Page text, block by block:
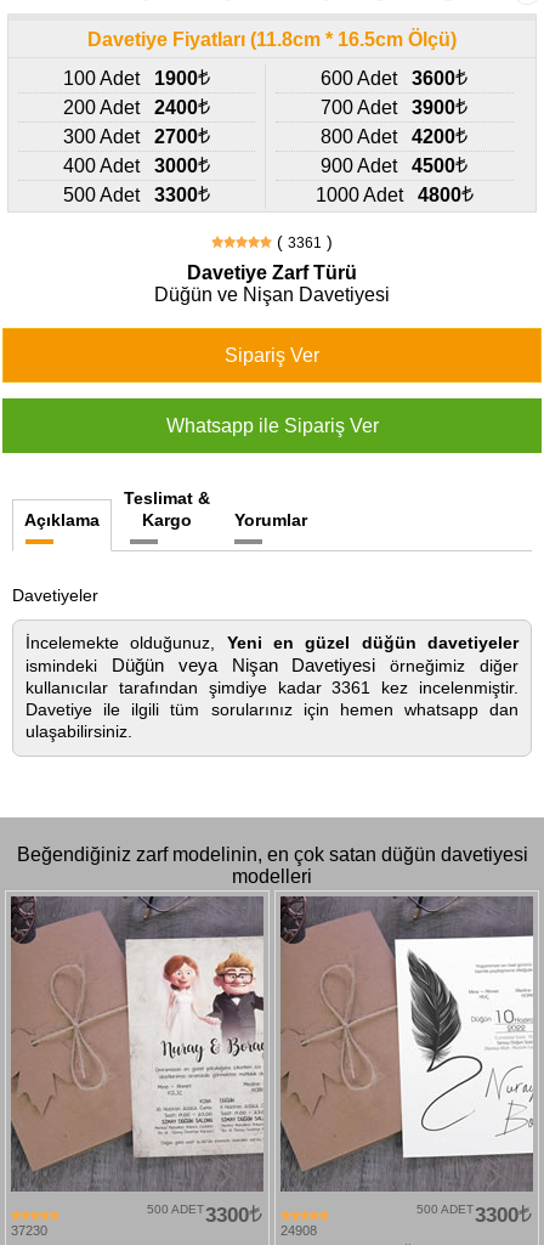
Davetiye Fiyatları (11.8cm * 16.5cm Ölçü)
100 Adet
1900
200 Adet
2400
300 Adet
2700
400 Adet
3000
500 Adet
3300
600 Adet
3600
700 Adet
3900
800 Adet
4200
900 Adet
4500
1000 Adet
4800
( 3361 )
Davetiye Zarf Türü
Düğün ve Nişan Davetiyesi
Açıklama
Teslimat &
Kargo
Yorumlar
Davetiyeler
İncelemekte olduğunuz, Yeni en güzel düğün davetiyeler
ismindeki Düğün veya Nişan Davetiyesi örneğimiz diğer
kullanıcılar tarafından şimdiye kadar 3361 kez incelenmiştir.
Davetiye ile ilgili tüm sorularınız için hemen whatsapp dan
ulaşabilirsiniz.
Beğendiğiniz zarf modelinin, en çok satan düğün davetiyesi
modelleri
37230
3300
500 ADET
24908
3300
500 ADET